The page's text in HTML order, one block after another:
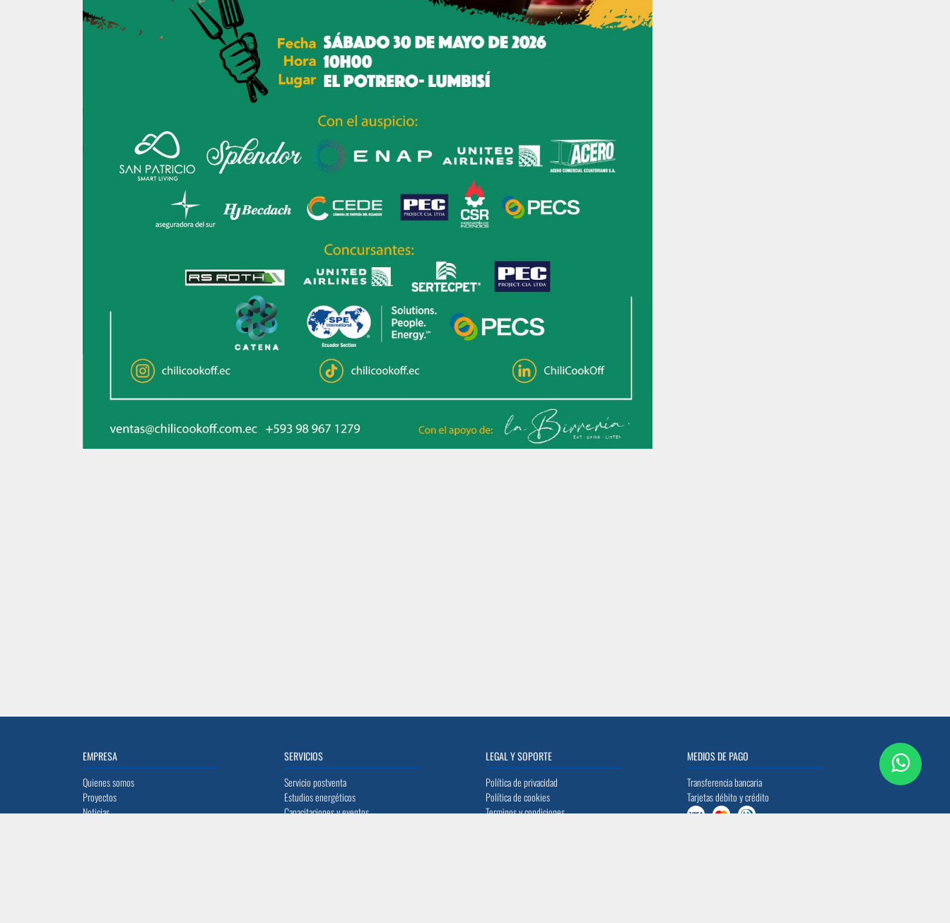
EMPRESA
Quienes somos
Proyectos
Noticias
SERVICIOS
Servicio postventa
Estudios energéticos
Capacitaciones y eventos
LEGAL Y SOPORTE
Política de privacidad
Política de cookies
Terminos y condiciones
MEDIOS DE PAGO
Transferencia bancaria
Tarjetas débito y crédito